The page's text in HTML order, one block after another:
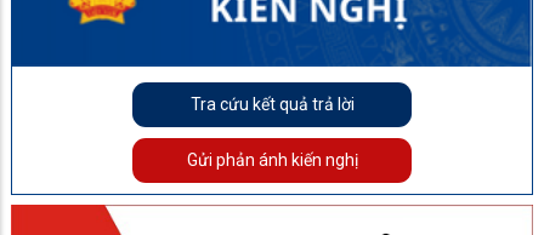
Tra cứu kết quả trả lời
Gửi phản ánh kiến nghị